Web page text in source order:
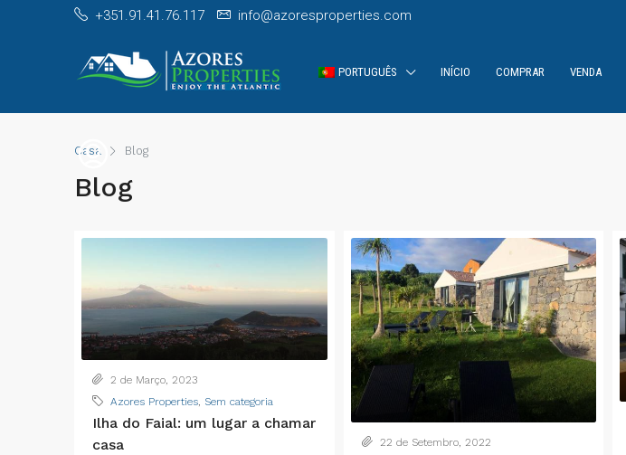
+351.91.41.76.117 info@azoresproperties.com
PORTUGUÊS INÍCIO COMPRAR VENDA
Casa Blog
Blog
2 de Março, 2023
Azores Properties, Sem categoria
Ilha do Faial: um lugar a chamar
casa
22 de Setembro, 2022